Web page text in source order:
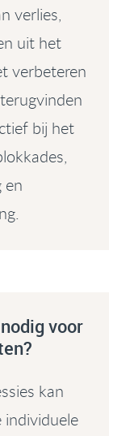
verlies,
uit het
verbeteren
bij het
en
voor
kan
individuele